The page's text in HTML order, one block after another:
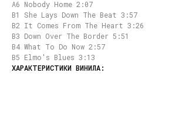
A6 Nobody Home 2:07
B1 She Lays Down The Beat 3:57
B2 It Comes From The Heart 3:26
B3 Down Over The Border 5:51
B4 What To Do Now 2:57
B5 Elmo's Blues 3:13